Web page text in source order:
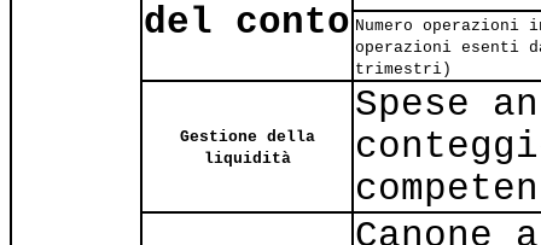
del conto Numero operazioni
operazioni
trimestri)
Gestione della
liquidità
Spese
Canone